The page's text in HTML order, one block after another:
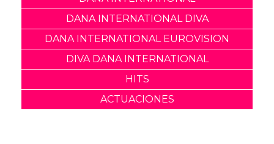
DANA INTERNATIONAL DIVA
DANA INTERNATIONAL EUROVISION
DIVA DANA INTERNATIONAL
HITS
ACTUACIONES